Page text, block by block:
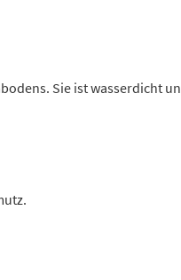
Sie ist wasserdicht